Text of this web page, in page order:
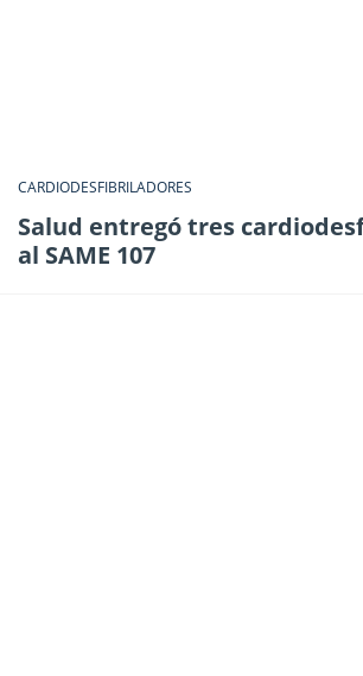
CARDIODESFIBRILADORES
Salud entregó tres
al SAME 107